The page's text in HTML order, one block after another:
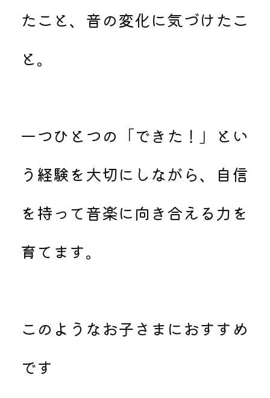
たこと、音の変化に気づけたこ
と。
一つひとつの「できた！」とい
う経験を大切にしながら、自信
を持って音楽に向き合える力を
育てます。
このようなお子さまにおすすめ
です